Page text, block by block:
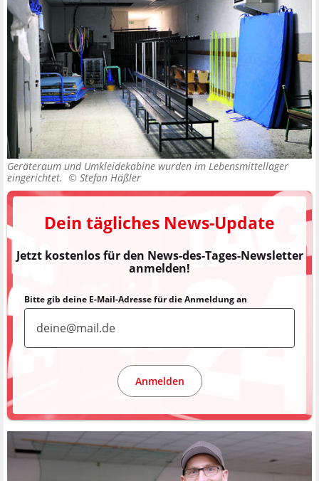
Geräteraum und Umkleidekabine wurden im Lebensmittellager
eingerichtet. © Stefan Häßler
Dein tägliches News-Update
Jetzt kostenlos für den News-des-Tages-Newsletter
anmelden!
Bitte gib deine E-Mail-Adresse für die Anmeldung an
Anmelden